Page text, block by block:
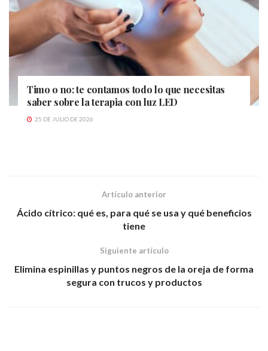
Timo o no: te contamos todo lo que necesitas
saber sobre la terapia con luz LED
25 DE JULIO DE 2026
Artículo anterior
Ácido cítrico: qué es, para qué se usa y qué beneficios
tiene
Siguiente artículo
Elimina espinillas y puntos negros de la oreja de forma
segura con trucos y productos